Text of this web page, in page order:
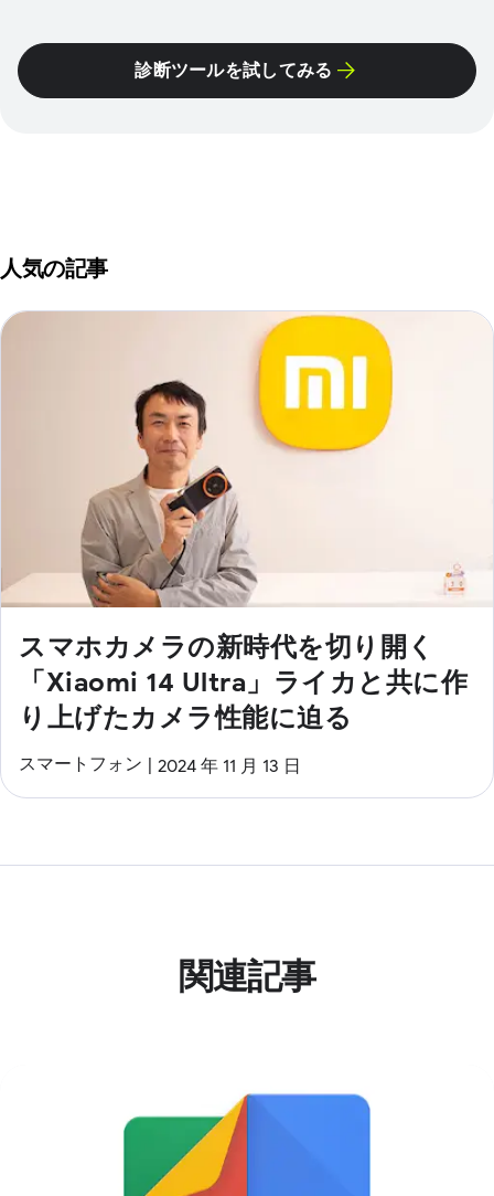
診断ツールを試してみる
人気の記事
スマホカメラの新時代を切り開く
「Xiaomi 14 Ultra」ライカと共に作
り上げたカメラ性能に迫る
スマートフォン 2024 年 11 月 13 日
関連記事